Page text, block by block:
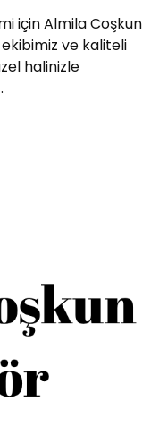
için Almila Coşkun
ve kaliteli
halinizle